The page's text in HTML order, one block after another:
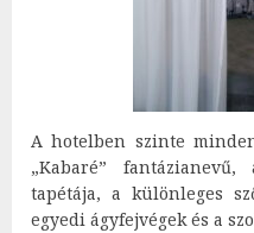
A hotelben szinte
„Kabaré”
tapétája, a különleges
egyedi ágyfejvégek és a